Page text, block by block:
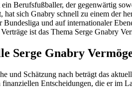
ein Berufsfußballer, der gegenwärtig
hat sich Gnabry schnell zu einem der
Bundesliga und auf internationaler
ist das Thema Serge Gnabry
Serge Gnabry
und Schätzung nach beträgt das
Entscheidungen, die er im